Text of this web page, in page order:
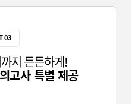
03
지 든든하게!
고사 특별 제공